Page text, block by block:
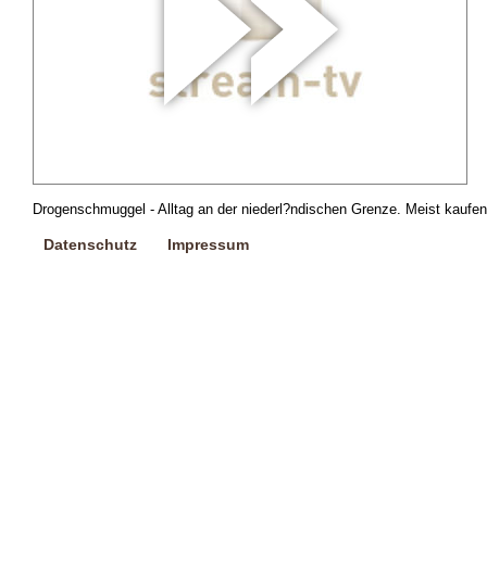
Drogenschmuggel - Alltag an der niederl?ndischen Grenze. Meist
Datenschutz Impressum